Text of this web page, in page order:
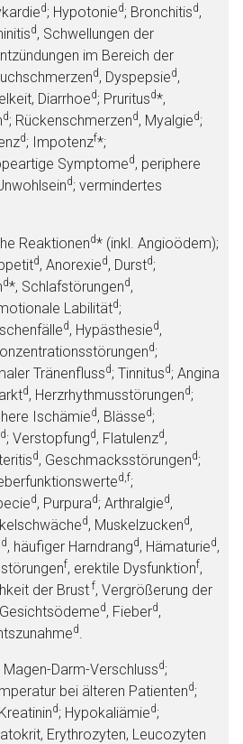
d; Hypotonied; Bronchitisd,
d, Schwellungen der
im Bereich der
d, Dyspepsied,
Diarrhoed; Pruritusd*,
d; Rückenschmerzend, Myalgied;
d; Impotenzf*;
Symptomed, periphere
d; vermindertes
Reaktionend* (inkl. Angioödem);
d, Anorexied, Durstd;
d*, Schlafstörungend,
Labilitätd;
d, Hypästhesied,
d;
Tränenflussd; Tinnitusd; Angina
d, Herzrhythmusstörungend;
Ischämied, Blässed;
d; Verstopfungd, Flatulenzd,
d, Geschmacksstörungend;
d,f;
d, Purpurad; Arthralgied,
d, Muskelzuckend,
d, häufiger Harndrangd, Hämaturied,
f, erektile Dysfunktionf,
der Brust f, Vergrößerung der
d, Fieberd,
d.
Magen-Darm-Verschlussd;
bei älteren Patientend;
d; Hypokaliämied;
Erythrozyten, Leucozyten